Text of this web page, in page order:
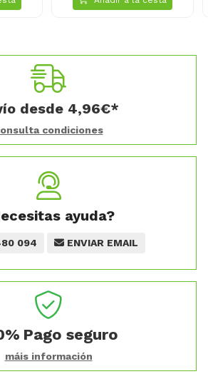
desde 4,96€*
condiciones
ayuda?
094 ENVIAR EMAIL
Pago seguro
máis información